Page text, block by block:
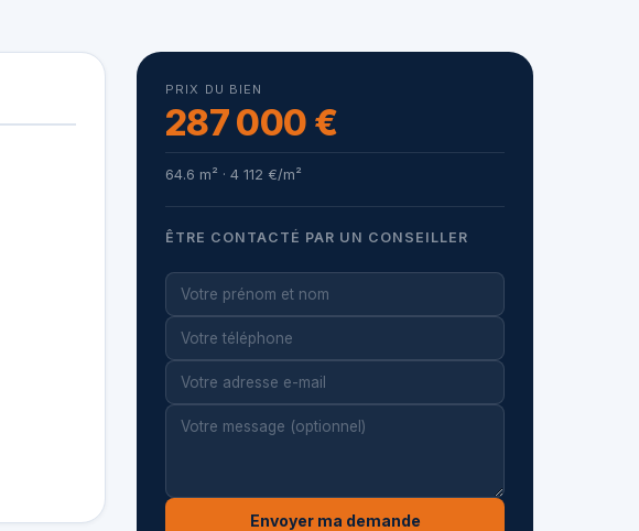
PRIX DU BIEN
287 000 €
64.6 m² · 4 112 €/m²
ÊTRE CONTACTÉ PAR UN CONSEILLER
Envoyer ma demande